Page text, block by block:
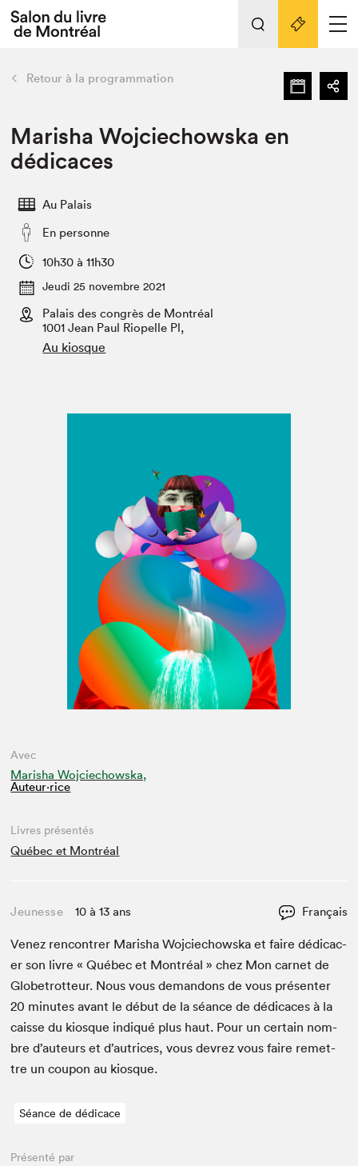
Espace exposant⋅e⋅s
Espace enseignant·e·s
L'événement
Préparer sa visite au Salon
SLM PRO
retour Nos activités
Préparer sa visite
Salon au Palais
Salon dans la ville et en ligne
Projets partenaires
Liens pratiques
Retour à la programmation
Marisha Wojciechowska en
dédicaces
Au Palais
En personne
10h30 à 11h30
Jeudi 25 novembre 2021
Palais des congrès de Montréal
1001 Jean Paul Riopelle Pl,
Au kiosque
Avec
Marisha Wojciechowska,
Auteur·rice
Livres présentés
Québec et Montréal
Jeunesse 10 à 13 ans Français
Venez ren­con­tr­er Mar­isha Woj­ciechows­ka et faire dédi­cac­
er son livre « Québec et Mon­tréal » chez Mon car­net de
Glo­be­trot­teur. Nous vous deman­dons de vous présen­ter
20 min­utes avant le début de la séance de dédi­caces à la
caisse du kiosque indiqué plus haut. Pour un cer­tain nom­
bre d’auteurs et d’autrices, vous devrez vous faire remet­
tre un coupon au kiosque.
Séance de dédicace
Présenté par